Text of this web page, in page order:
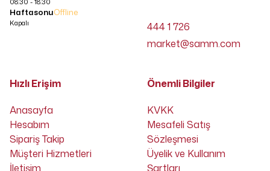
HaftasonuOffline
Kapalı
444 1 726
market@samm.com
Hızlı Erişim
Anasayfa
Hesabım
Sipariş Takip
Müşteri Hizmetleri
İletişim
Önemli Bilgiler
KVKK
Mesafeli Satış
Sözleşmesi
Üyelik ve Kullanım
Şartları